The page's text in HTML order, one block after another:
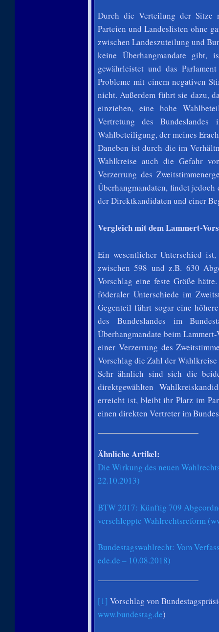
Durch die Verteilung der Sitze
Parteien und Landeslisten ohne
zwischen Landeszuteilung und
keine Überhangmandate gibt,
gewährleistet und das
Probleme mit einem negativen
nicht. Außerdem führt sie dazu,
einziehen, eine hohe
Vertretung des
Wahlbeteiligung, der meines
Daneben ist durch die im
Wahlkreise auch die Gefahr
Verzerrung des
Überhangmandaten, findet
der Direktkandidaten und einer
Vergleich mit dem Lammert-
Ein wesentlicher Unterschied
zwischen 598 und z.B. 630
Vorschlag eine feste Größe
föderaler Unterschiede im
Gegenteil führt sogar eine
des Bundeslandes im
Überhangmandate beim
einer Verzerrung des
Vorschlag die Zahl der
Sehr ähnlich sind sich die
direktgewählten
erreicht ist, bleibt ihr Platz im
einen direkten Vertreter im
Ähnliche Artikel:
Die Wirkung des neuen
22.10.2013)
BTW 2017: Künftig 709
verschleppte Wahlrechtsreform
Bundestagswahlrecht: Vom
ede.de – 10.08.2018)
[1] Vorschlag von
www.bundestag.de)